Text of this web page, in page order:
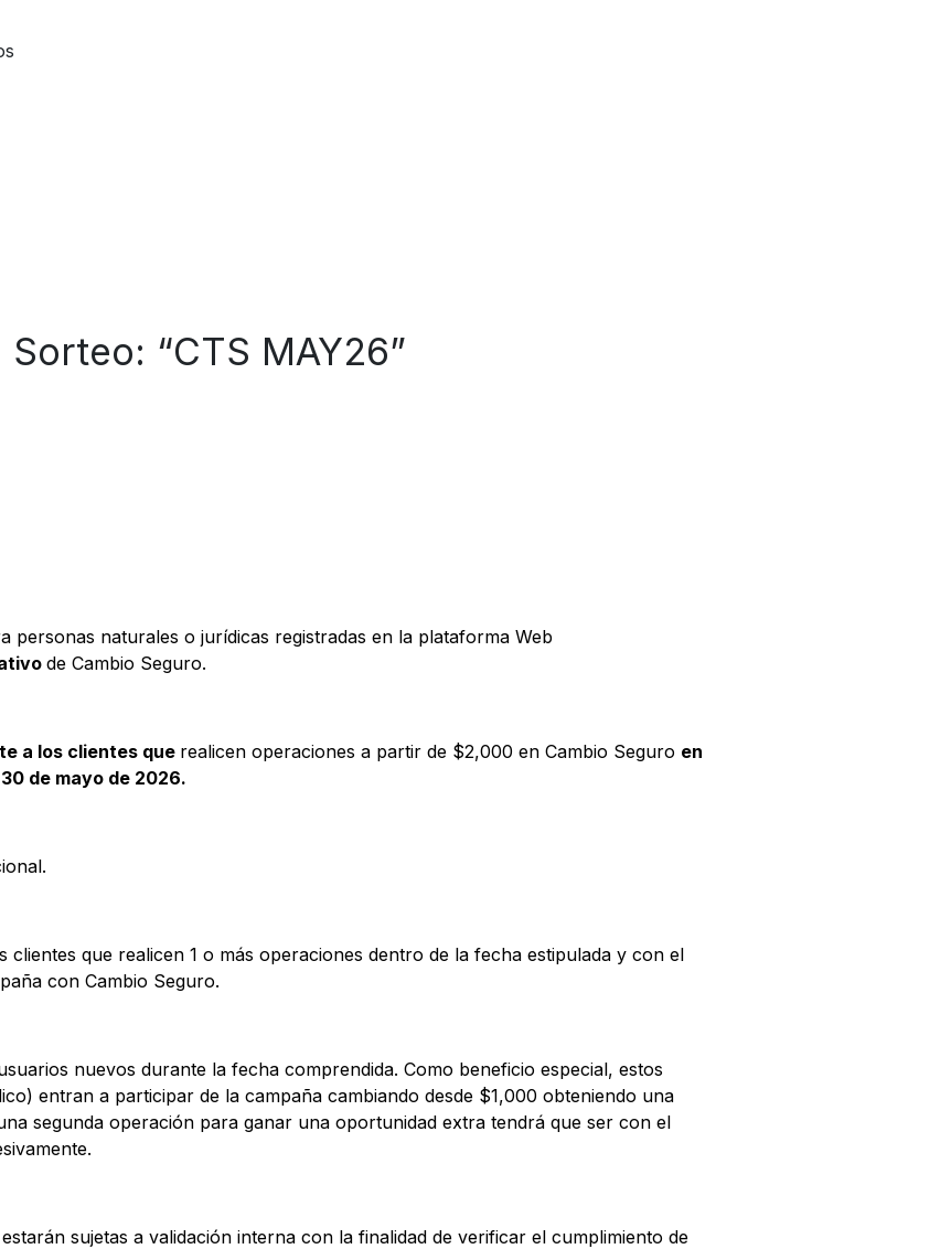
Sorteo: “CTS MAY26”
personas naturales o jurídicas registradas en la plataforma Web
de Cambio Seguro.
a los clientes que realicen operaciones a partir de $2,000 en Cambio Seguro en
de mayo de 2026.
clientes que realicen 1 o más operaciones dentro de la fecha estipulada y con el
con Cambio Seguro.
nuevos durante la fecha comprendida. Como beneficio especial, estos
entran a participar de la campaña cambiando desde $1,000 obteniendo una
segunda operación para ganar una oportunidad extra tendrá que ser con el
sujetas a validación interna con la finalidad de verificar el cumplimiento de